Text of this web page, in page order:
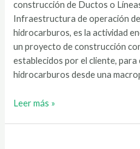
construcción de Ductos o
Infraestructura de operación
hidrocarburos, es la actividad
un proyecto de construcción
establecidos por el cliente,
hidrocarburos desde una
Perforación
Leer más »